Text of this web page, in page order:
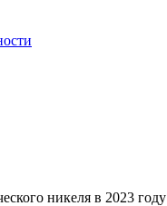
никеля в 2023 году